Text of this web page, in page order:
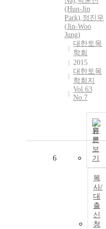
(Hun-Jin
Park),정진우
(Jin-Woo
Jung)
대한토목
학회
2015
대한토목
학회지
Vol.63
No.7
원
문
보
기
복
사/
대
출
신
청
6